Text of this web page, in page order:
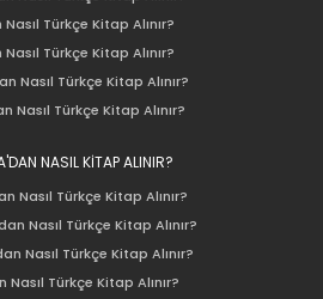
Türkçe Kitap Alınır?
Türkçe Kitap Alınır?
Nasıl Türkçe Kitap Alınır?
Nasıl Türkçe Kitap Alınır?
NASIL KİTAP ALINIR?
Nasıl Türkçe Kitap Alınır?
Nasıl Türkçe Kitap Alınır?
Nasıl Türkçe Kitap Alınır?
Türkçe Kitap Alınır?